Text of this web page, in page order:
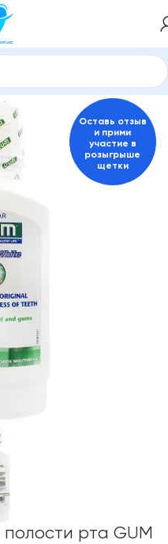
полости рта GUM
Оставь отзыв
и прими
участие в
розыгрыше
щетки
рта GUM